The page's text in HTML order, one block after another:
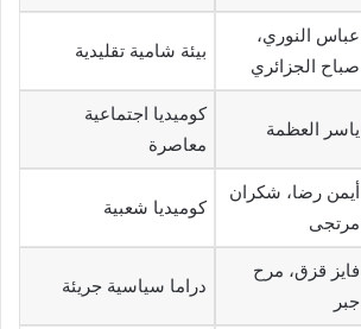
عباس النوري،
صباح الجزائري
بيئة شامية تقليدية
ياسر العظمة
كوميديا اجتماعية
معاصرة
أيمن رضا، شكران
مرتجى
كوميديا شعبية
فايز قزق، مرح
جبر
دراما سياسية جريئة